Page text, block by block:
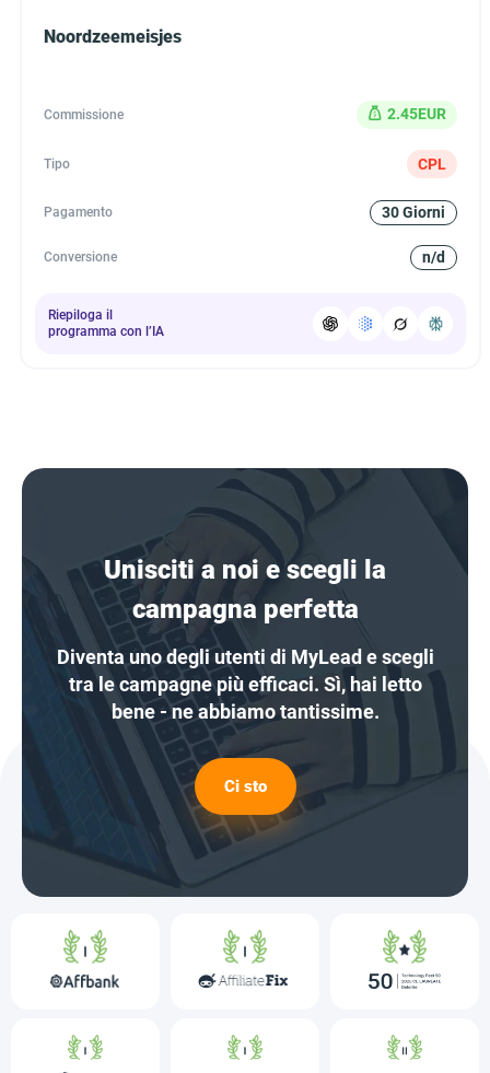
Noordzeemeisjes
Commissione 2.45EUR
Tipo CPL
Pagamento 30 Giorni
Conversione n/d
Riepiloga il
programma con l’IA
Unisciti a noi e scegli la
campagna perfetta
Diventa uno degli utenti di MyLead e scegli
tra le campagne più efficaci. Sì, hai letto
bene - ne abbiamo tantissime.
Ci sto